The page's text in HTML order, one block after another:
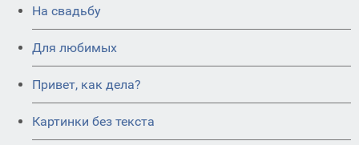
На свадьбу
Для любимых
Привет, как дела?
Картинки без текста